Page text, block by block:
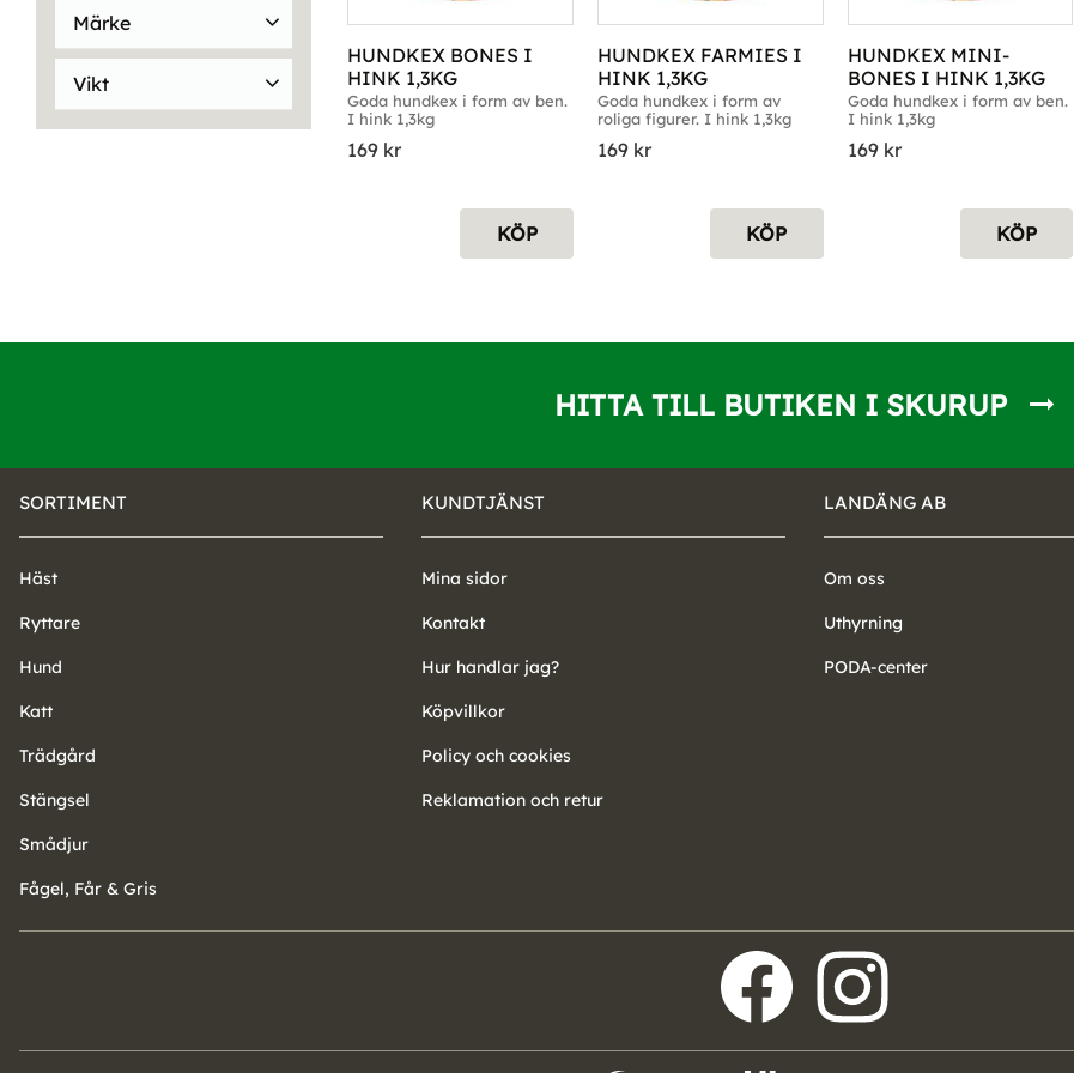
Märke
Trixie 3
Vikt
HUNDKEX BONES I
HINK 1,3KG
Goda hundkex i form av ben.
I hink 1,3kg
169 kr
KÖP
HUNDKEX FARMIES I
HINK 1,3KG
Goda hundkex i form av
roliga figurer. I hink 1,3kg
169kr
KÖP
HUNDKEX MINI-
BONES I HINK 1,3KG
Goda hundkex i form av ben.
I hink 1,3kg
169kr
KÖP
HITTA TILL BUTIKEN I SKURUP
SORTIMENT
Häst
Ryttare
Hund
Katt
Trädgård
Stängsel
Smådjur
Fågel, Får & Gris
KUNDTJÄNST
Mina sidor
Kontakt
Hur handlar jag?
Köpvillkor
Policy och cookies
Reklamation och retur
LANDÄNG AB
Om oss
Uthyrning
PODA-center